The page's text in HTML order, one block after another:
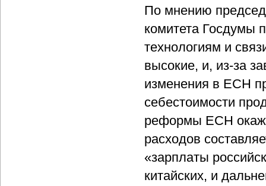
По мнению
комитета Госдумы
технологиям и
высокие, и, из-за
изменения в ЕСН
себестоимости
реформы ЕСН
расходов
«зарплаты
китайских, и